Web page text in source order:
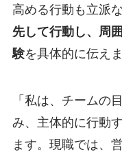
高める行動も立派
先して行動し、周
験を具体的に伝えま
「私は、チームの
み、主体的に行動
ます。現職では、